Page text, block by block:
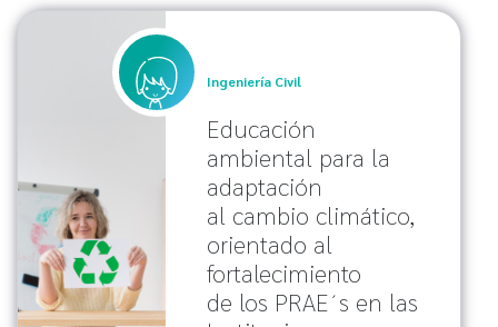
Ingeniería Civil
Educación
ambiental para la
adaptación
al cambio climático,
orientado al
fortalecimiento
de los PRAE´s en las